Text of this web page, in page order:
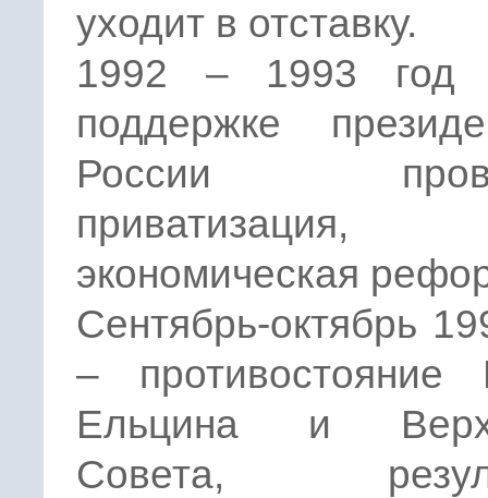
уходит в отставку.
1992 – 1993 год
поддержке
России
приватизация,
экономическая
Сентябрь-октябрь
– противостояние
Ельцина и
Совета,